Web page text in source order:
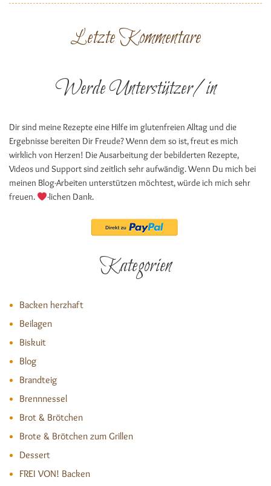
Letzte Kommentare
Werde Unterstützer/in
Dir sind meine Rezepte eine Hilfe im glutenfreien Alltag und die
Ergebnisse bereiten Dir Freude? Wenn dem so ist, freut es mich
wirklich von Herzen! Die Ausarbeitung der bebilderten Rezepte,
Videos und Support sind zeitlich sehr aufwändig. Wenn Du mich bei
meinen Blog-Arbeiten unterstützen möchtest, würde ich mich sehr
freuen.
-lichen Dank.
Kategorien
Backen herzhaft
Beilagen
Biskuit
Blog
Brandteig
Brennnessel
Brot & Brötchen
Brote & Brötchen zum Grillen
Dessert
FREI VON! Backen